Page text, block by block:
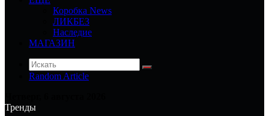
Коробка News
ЛИКБЕЗ
Наследие
МАГАЗИН
Random Article
Тренды